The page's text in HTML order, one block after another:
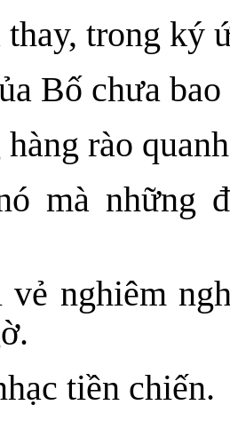
trong ký
Bố chưa
rào
mà những
vẻ nghiêm
tiền chiến.